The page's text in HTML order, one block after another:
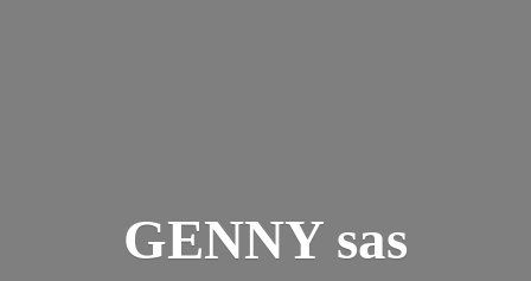
GENNY sas